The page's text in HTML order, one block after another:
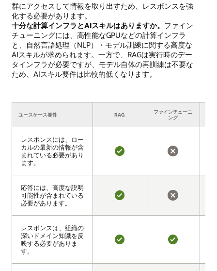
群にアクセスして情報を取り出すため、レスポンスを強
化する必要があります。
十分な計算インフラとAIスキルはありますか。 ファイン
チューニングには、高性能なGPUなどの計算インフラ
と、自然言語処理（NLP）・モデル訓練に関する高度な
AIスキルが求められます。一方で、RAGは実行時のデー
タインフラが必要ですが、モデル自体の再訓練は不要な
ため、AIスキル要件は比較的低くなります。
ユースケース要件 RAG
ファインチューニ
ング
レスポンスには、ロー
カルの最新の情報が含
まれている必要があり
ます。
え
応答には、高度な説明
可能性が含まれている
必要があります。
い
い
レスポンスは、組織の
深いドメイン知識を反
映する必要がありま
す。
ユースケース要件
レスポンスには、ロー
カルの最新の情報が含
まれている必要があり
ます。
応答には、高度な説明
可能性が含まれている
必要があります。
レスポンスは、組織の
深いドメイン知識を反
映する必要がありま
す。